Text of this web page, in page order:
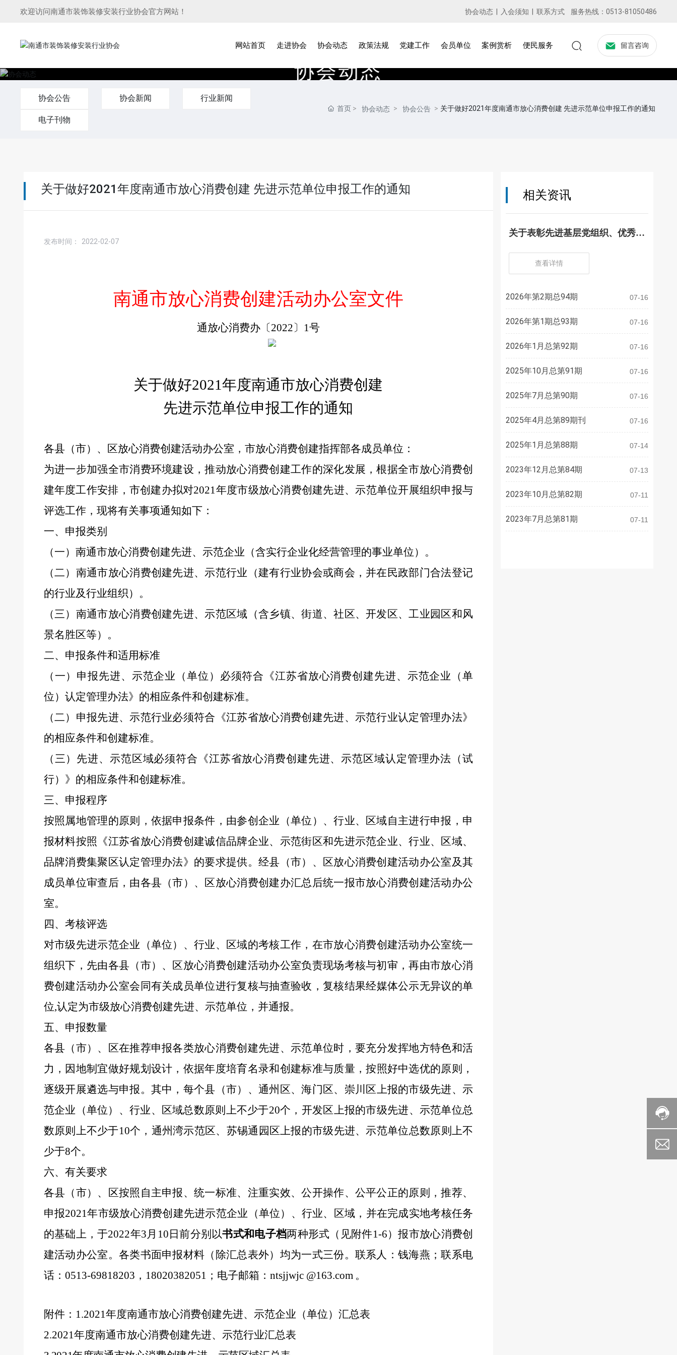
欢迎访问南通市装饰装修安装行业协会官方网站！ 协会动态| 入会须知 | 联系方式服务热线： 0513-81050486
网站首页 走进协会 协会动态 政策法规 党建工作 会员单位 案例赏析 便民服务 留言咨询
协会动态
协会公告 协会新闻 行业新闻
电子刊物
首页 协会动态 协会公告 关于做好2021年度南通市放心消费创建 先进示范单位申报工作的通知
关于做好2021年度南通市放心消费创建 先进示范单位申报工作的通知
发布时间： 2022-02-07
南通市放心消费创建活动办公室文件
通放心消费办〔2022〕 1号
关于做好2021年度南通市放心消费创建
先进示范单位申报工作的通知
各县（市）、区放心消费创建活动办公室，市放心消费创建指挥部各成员单位：
为进一步加强全市消费环境建设，推动放心消费创建工作的深化发展，根据全市放心消费创
建年度工作安排，市创建办拟对2021 年度市级放心消费创建先进、示范单位开展组织申报与
评选工作，现将有关事项通知如下：
一、申报类别
（一）南通市放心消费创建先进、示范企业（含实行企业化经营管理的事业单位）。
（二）南通市放心消费创建先进、示范行业（建有行业协会或商会，并在民政部门合法登记
的行业及行业组织 ）。
（三）南通市放心消费创建先进、示范区域（含乡镇、街道、社区、开发区、工业园区和风
景名胜区等）。
二、申报条件和适用标准
（一）申报先进、示范企业（单位）必须符合《江苏省放心消费创建先进、示范企业（单
位）认定管理办法》 的相应条件和创建标准。
（二）申报先进、示范行业必须符合《江苏省放心消费创建先进、示范行业认定管理办法》
的相应条件和创建标准。
（三）先进、示范区域必须符合《江苏省放心消费创建先进、示范区域认定管理办法（试
行）》 的相应条件和创建标准。
三、申报程序
按照属地管理的原则，依据申报条件，由参创企业（单位）、行业、区域自主进行申报， 申
报材料按照《江苏省放心消费创建诚信品牌企业、示范街区和先进示范企业、行业、区域、
品牌消费集聚区认定管理办法》的要求提供。 经县（市）、区放心消费创建活动办公室及其
成员单位审查后，由各县（市）、区放心消费创建办汇总后统一报市放心消费创建活动办公
室。
四、考核评选
对市级先进示范企业（单位）、行业、区域的考核工作 ， 在市放心消费创建活动办公室统一
组织下，先由各县（市）、区放心消费创建活动办公室负责现场考核与初审，再由市放心消
费创建活动办公室会同有关成员单位进行复核与抽查验收 ， 复核结果经媒体公示无异议的单
位,认定为市级放心消费创建先进、示范单位 ， 并通报。
五、申报数量
各县（市）、区在推荐申报各类放心消费创建先进、示范单位时 ，要充分发挥地方特色和活
力，因地制宜做好规划设计， 依据年度培育名录和创建标准与质量，按照好中选优的原则，
逐级开展遴选与申报。 其中， 每个县（市）、通州区、海门区、 崇川区上报的市级先进、示
范企业（单位）、行业、区域总数原则上不少于20个 ， 开发区上报的市级先进、示范单位总
数原则上不少于10个 ， 通州湾示范区、苏锡通园区 上报的市级先进、示范单位总数原则上不
少于8个。
六、有关要求
各县（市）、区按照自主申报、统一标准、注重实效、公开操作、公平公正的原则 ，推荐、
申报2021年市级放心消费创建先进示范企业（单位）、行业、 区域，并在完成实地考核任务
的基础上，于2022年3 月 10 日前分别以书式和电子档两种形式（见附件1-6）报市放心消费创
建活动办公室。各类书面申报材料（除汇总表外）均为一式三份。联系人：钱海燕 ；联系电
话： 0513-69818203 ， 18020382051 ； 电子邮箱： ntsjjwjc @163.com 。
附件： 1.2021年度南通市放心消费创建先进、示范企业（单位）汇总表
2.2021年度南通市放心消费创建先进、示范行业汇总表
相关资讯
关于表彰先进基层党组织、优秀党
查看详情
2026年第2期总94期 07-16
2026年第1期总93期 07-16
2026年1月总第92期 07-16
2025年10月总第91期 07-16
2025年7月总第90期 07-16
2025年4月总第89期刊 07-16
2025年1月总第88期 07-14
2023年12月总第84期 07-13
2023年10月总第82期 07-11
2023年7月总第81期 07-11